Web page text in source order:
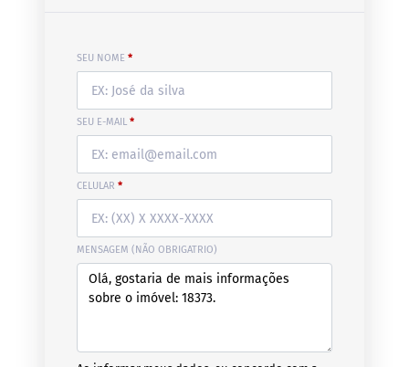
SEU NOME *
SEU E-MAIL *
CELULAR *
MENSAGEM (NÃO OBRIGATRIO)